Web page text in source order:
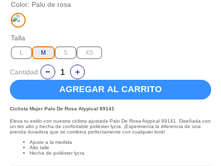
Color: Palo de rosa
Talla
L M S XS
Cantidad
AGREGAR AL CARRITO
Ciclista Mujer Palo De Rosa Atypical 89141
Eleva tu estilo con nuestra ciclista ajustada Palo De Rosa Atypical 89141. Diseñada con
un tiro alto y hecha de confortable poliéster lycra. ¡Experimenta la diferencia de una
prenda duradera que se combina perfectamente con cualquier look!
Ajuste a la medida
Alto talle
Hecha de poliéster lycra